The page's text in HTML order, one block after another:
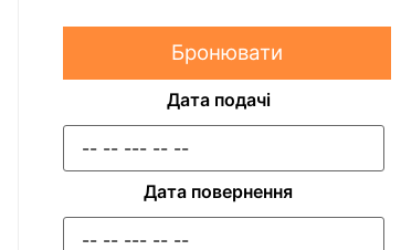
Бронювати
Дата подачі
Дата повернення